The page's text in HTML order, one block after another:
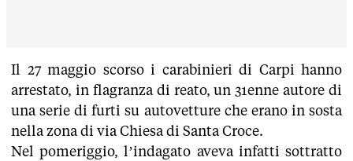
Il 27 maggio scorso i carabinieri di Carpi hanno
arrestato, in flagranza di reato, un 31enne autore di
una serie di furti su autovetture che erano in sosta
nella zona di via Chiesa di Santa Croce.
Nel pomeriggio, l’indagato aveva infatti sottratto